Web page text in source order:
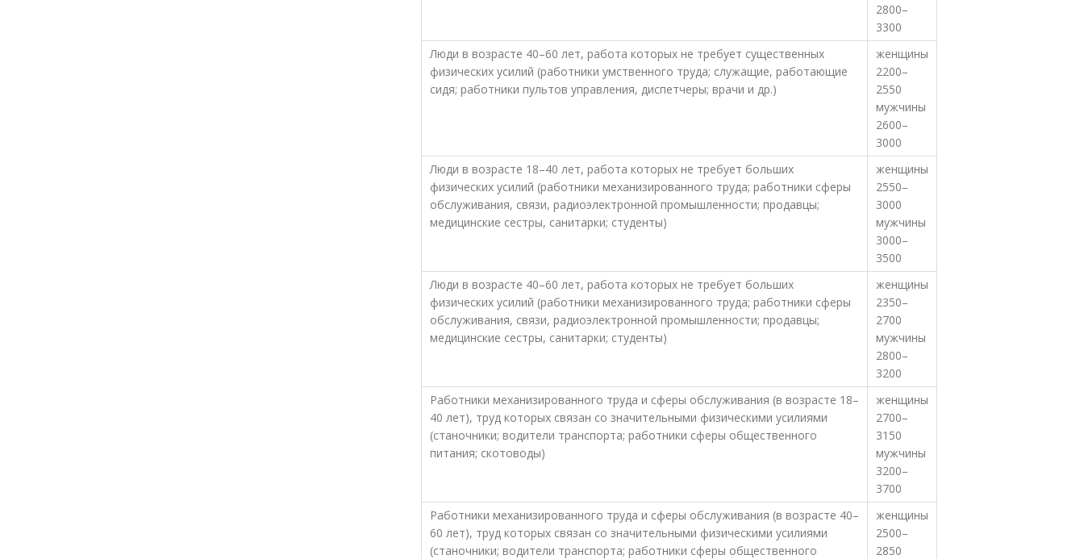
2800–
3300
Люди в возрасте 40–60 лет, работа которых не требует существенных
физических усилий (работники умственного труда; служащие, работающие
сидя; работники пультов управления, диспетчеры; врачи и др.)
женщины
2200–
2550
мужчины
2600–
3000
Люди в возрасте 18–40 лет, работа которых не требует больших
физических усилий (работники механизированного труда; работники сферы
обслуживания, связи, радиоэлектронной промышленности; продавцы;
медицинские сестры, санитарки; студенты)
женщины
2550–
3000
мужчины
3000–
3500
Люди в возрасте 40–60 лет, работа которых не требует больших
физических усилий (работники механизированного труда; работники сферы
обслуживания, связи, радиоэлектронной промышленности; продавцы;
медицинские сестры, санитарки; студенты)
женщины
2350–
2700
мужчины
2800–
3200
Работники механизированного труда и сферы обслуживания (в возрасте 18–
40 лет), труд которых связан со значительными физическими усилиями
(станочники; водители транспорта; работники сферы общественного
питания; скотоводы)
женщины
2700–
3150
мужчины
3200–
3700
Работники механизированного труда и сферы обслуживания (в возрасте 40–
60 лет), труд которых связан со значительными физическими усилиями
(станочники; водители транспорта; работники сферы общественного
женщины
2500–
2850